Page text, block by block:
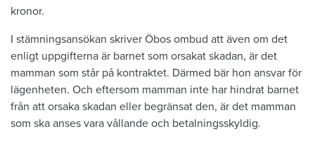
kronor.
I stämningsansökan skriver Öbos ombud att även om det
enligt uppgifterna är barnet som orsakat skadan, är det
mamman som står på kontraktet. Därmed bär hon ansvar för
lägenheten. Och eftersom mamman inte har hindrat barnet
från att orsaka skadan eller begränsat den, är det mamman
som ska anses vara vållande och betalningsskyldig.